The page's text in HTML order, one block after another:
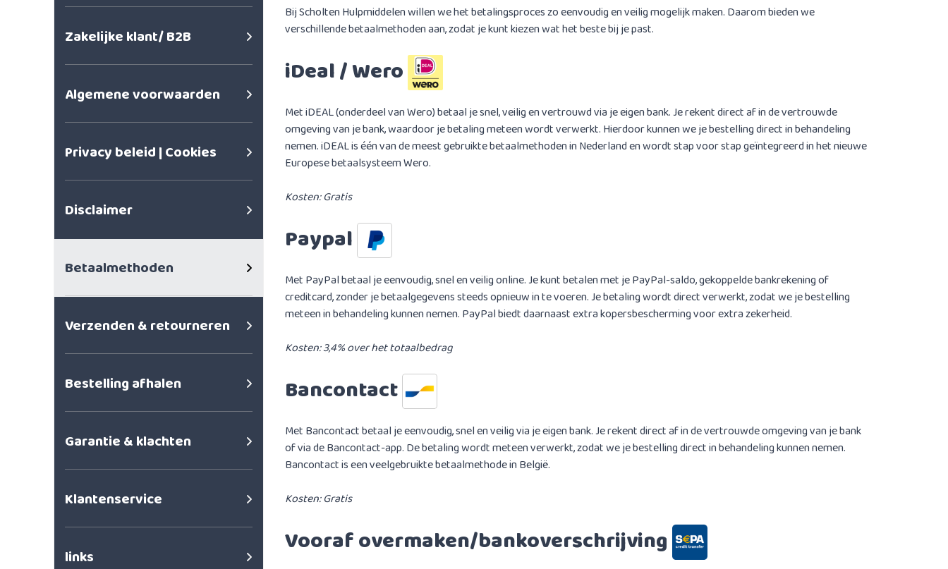
Zakelijke klant/ B2B
Algemene voorwaarden
Privacy beleid | Cookies
Disclaimer
Betaalmethoden
Verzenden & retourneren
Bestelling afhalen
Garantie & klachten
Klantenservice
links
Bij Scholten Hulpmiddelen willen we het betalingsproces zo eenvoudig en veilig mogelijk maken. Daarom bieden we
verschillende betaalmethoden aan, zodat je kunt kiezen wat het beste bij je past.
iDeal / Wero
Met iDEAL (onderdeel van Wero) betaal je snel, veilig en vertrouwd via je eigen bank. Je rekent direct af in de vertrouwde
omgeving van je bank, waardoor je betaling meteen wordt verwerkt. Hierdoor kunnen we je bestelling direct in behandeling
nemen. iDEAL is één van de meest gebruikte betaalmethoden in Nederland en wordt stap voor stap geïntegreerd in het nieuwe
Europese betaalsysteem Wero.
Kosten: Gratis
Paypal
Met PayPal betaal je eenvoudig, snel en veilig online. Je kunt betalen met je PayPal-saldo, gekoppelde bankrekening of
creditcard, zonder je betaalgegevens steeds opnieuw in te voeren. Je betaling wordt direct verwerkt, zodat we je bestelling
meteen in behandeling kunnen nemen. PayPal biedt daarnaast extra kopersbescherming voor extra zekerheid.
Kosten: 3,4% over het totaalbedrag
Bancontact
Met Bancontact betaal je eenvoudig, snel en veilig via je eigen bank. Je rekent direct af in de vertrouwde omgeving van je bank
of via de Bancontact-app. De betaling wordt meteen verwerkt, zodat we je bestelling direct in behandeling kunnen nemen.
Bancontact is een veelgebruikte betaalmethode in België.
Kosten: Gratis
Vooraf overmaken/bankoverschrijving